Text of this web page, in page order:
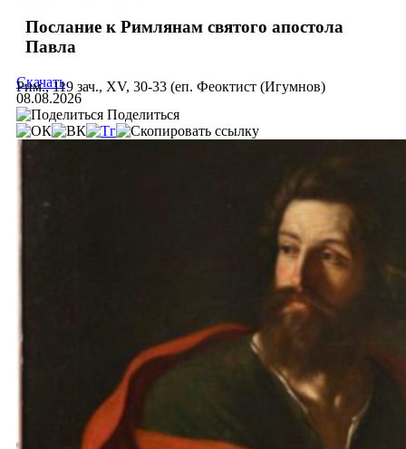
Послание к Римлянам святого апостола
Павла
Рим., 119 зач., XV, 30-33 (еп. Феоктист (Игумнов)
Скачать
08.08.2026
Поделиться